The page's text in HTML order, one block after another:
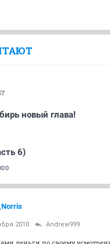
новый глава!
6)
2010 Andrew999